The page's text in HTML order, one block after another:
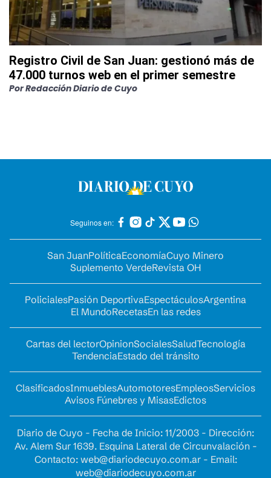
Registro Civil de San Juan: gestionó más de
47.000 turnos web en el primer semestre
PorRedacción Diario de Cuyo
Seguinos en:
San JuanPolíticaEconomíaCuyo Minero
Suplemento VerdeRevista OH
PolicialesPasión DeportivaEspectáculosArgentina
El MundoRecetasEn las redes
Cartas del lectorOpinionSocialesSaludTecnología
TendenciaEstado del tránsito
ClasificadosInmueblesAutomotoresEmpleosServicios
Avisos Fúnebres y MisasEdictos
Diario de Cuyo - Fecha de Inicio: 11/2003 - Dirección:
Av. Alem Sur 1639. Esquina Lateral de Circunvalación -
Contacto: web@diariodecuyo.com.ar- Email:
web@diariodecuyo.com.ar